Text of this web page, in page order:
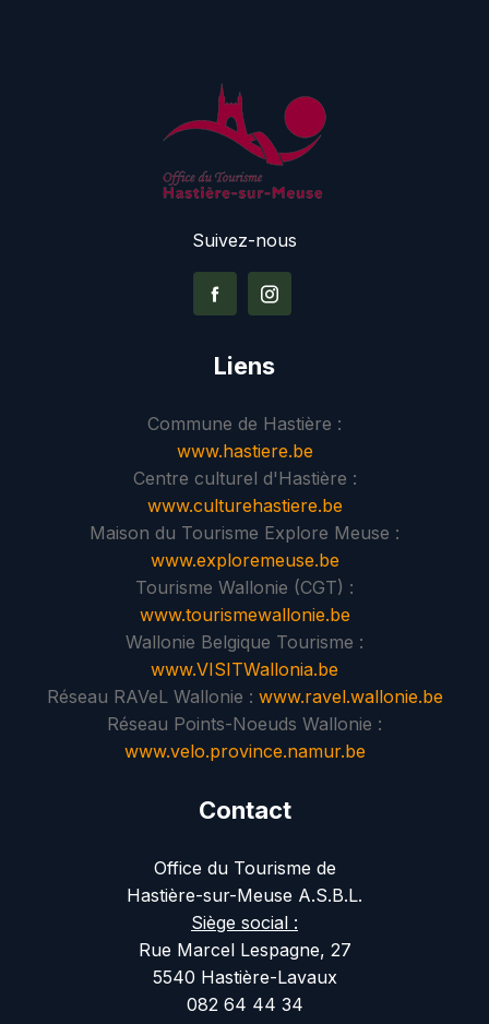
Suivez-nous
Liens
Commune de Hastière :
www.hastiere.be
Centre culturel d'Hastière :
www.culturehastiere.be
Maison du Tourisme Explore Meuse :
www.exploremeuse.be
Tourisme Wallonie (CGT) :
www.tourismewallonie.be
Wallonie Belgique Tourisme :
www.VISITWallonia.be
Réseau RAVeL Wallonie : www.ravel.wallonie.be
Réseau Points-Noeuds Wallonie :
www.velo.province.namur.be
Contact
Office du Tourisme de
Hastière-sur-Meuse A.S.B.L.
Siège social :
Rue Marcel Lespagne, 27
5540 Hastière-Lavaux
082 64 44 34